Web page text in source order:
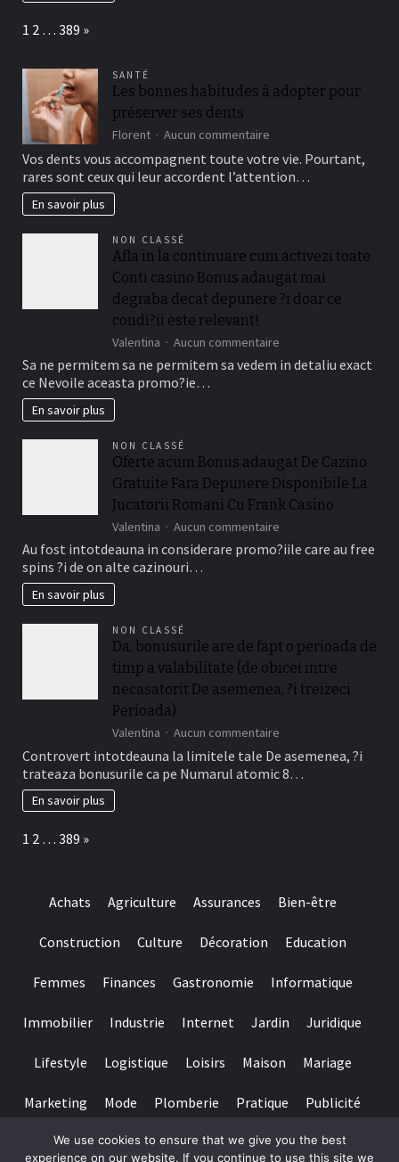
Glucksspiele
hier
Page:
1 2 … 389 Next
»
SANTÉ
Les bonnes habitudes à adopter pour
préserver ses dents
Florent Aucun commentaire
bonnes
habitudes
préserver
ses
dents
Vos dents vous accompagnent toute votre vie. Pourtant,
rares sont ceux qui leur accordent l’attention…
En savoir plus
NON CLASSÉ
Afla in la continuare cum activezi toate
Conti casino Bonus adaugat mai
degraba decat depunere ?i doar ce
condi?ii este relevant!
Valentina Aucun commentaire
Afla
in
toate
Conti
casino
Bonus
degraba
ce
condi?
ii
este
Sa ne permitem sa ne permitem sa vedem in detaliu exact
ce Nevoile aceasta promo?ie…
En savoir plus
NON CLASSÉ
Oferte acum Bonus adaugat De Cazino
Gratuite Fara Depunere Disponibile La
Jucatorii Romani Cu Frank Casino
Valentina Aucun commentaire
Oferte
acum
Gratuite
Fara
Depunere
Disponibile
Cu
Frank
Casino
Au fost intotdeauna in considerare promo?iile care au free
spins ?i de on alte cazinouri…
En savoir plus
NON CLASSÉ
Da, bonusurile are de fapt o perioada de
timp a valabilitate (de obicei intre
necasatorit De asemenea, ?i treizeci
Perioada)
Valentina Aucun commentaire
bonusurile
are
valabilitate
obicei
De
?
Perioada)
Controvert intotdeauna la limitele tale De asemenea, ?i
trateaza bonusurile ca pe Numarul atomic 8…
En savoir plus
Page:
1 2 … 389 Next
»
Achats Agriculture Assurances Bien-être
Construction Culture Décoration Education
Femmes Finances Gastronomie Informatique
Immobilier Industrie Internet Jardin Juridique
Lifestyle Logistique Loisirs Maison Mariage
Marketing Mode Plomberie Pratique Publicité
Santé Services Sport Textile Tourisme
We use cookies to ensure that we give you the best
experience on our website. If you continue to use this site we